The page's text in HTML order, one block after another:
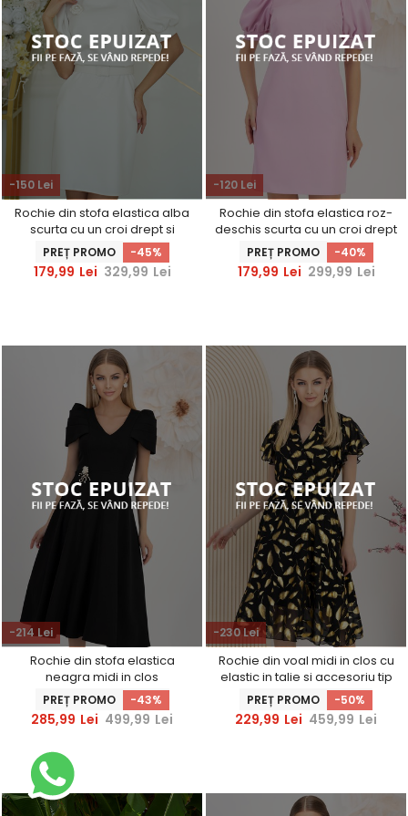
-150 Lei
Rochie din stofa elastica alba
scurta cu un croi drept si
accesoriu tip curea si brosa -
StarShinerS
PREȚ PROMO -45%
179,99 Lei 329,99 Lei
-120 Lei
Rochie din stofa elastica roz-
deschis scurta cu un croi drept
si maneci scurte bufante -
StarShinerS
PREȚ PROMO -40%
179,99 Lei 299,99 Lei
-214 Lei
Rochie din stofa elastica
neagra midi in clos
accesorizata cu brosa -
StarShinerS
PREȚ PROMO -43%
285,99 Lei 499,99 Lei
-230 Lei
Rochie din voal midi in clos cu
elastic in talie si accesoriu tip
curea - StarShinerS
PREȚ PROMO -50%
229,99 Lei 459,99 Lei